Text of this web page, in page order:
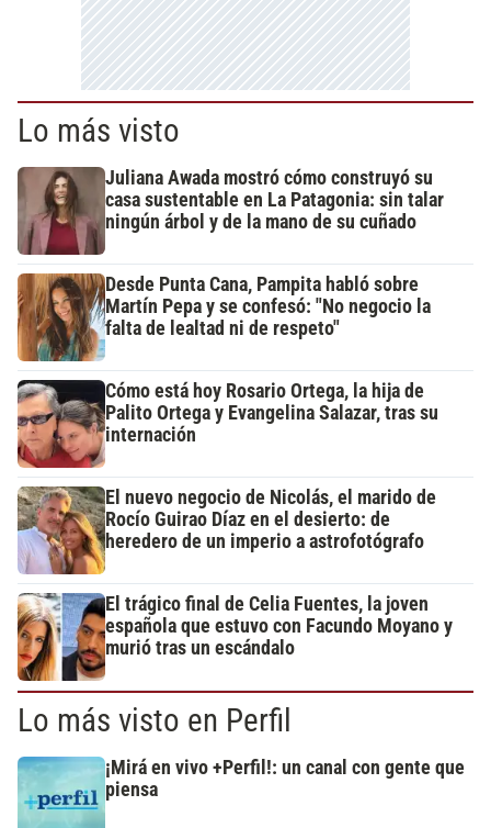
Lo más visto
Juliana Awada mostró cómo construyó su
casa sustentable en La Patagonia: sin talar
ningún árbol y de la mano de su cuñado
Desde Punta Cana, Pampita habló sobre
Martín Pepa y se confesó: "No negocio la
falta de lealtad ni de respeto"
Cómo está hoy Rosario Ortega, la hija de
Palito Ortega y Evangelina Salazar, tras su
internación
El nuevo negocio de Nicolás, el marido de
Rocío Guirao Díaz en el desierto: de
heredero de un imperio a astrofotógrafo
El trágico final de Celia Fuentes, la joven
española que estuvo con Facundo Moyano y
murió tras un escándalo
Lo más visto en Perfil
¡Mirá en vivo +Perfil!: un canal con gente que
piensa